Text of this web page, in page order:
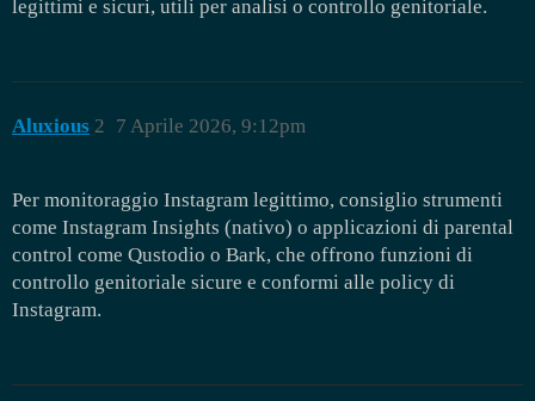
legittimi e sicuri, utili per analisi o controllo genitoriale.
Aluxious 7 Aprile 2026, 9:12pm
2
Per monitoraggio Instagram legittimo, consiglio strumenti
come Instagram Insights (nativo) o applicazioni di parental
control come Qustodio o Bark, che offrono funzioni di
controllo genitoriale sicure e conformi alle policy di
Instagram.